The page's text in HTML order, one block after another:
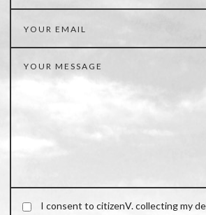
I consent to citizenV. collecting my